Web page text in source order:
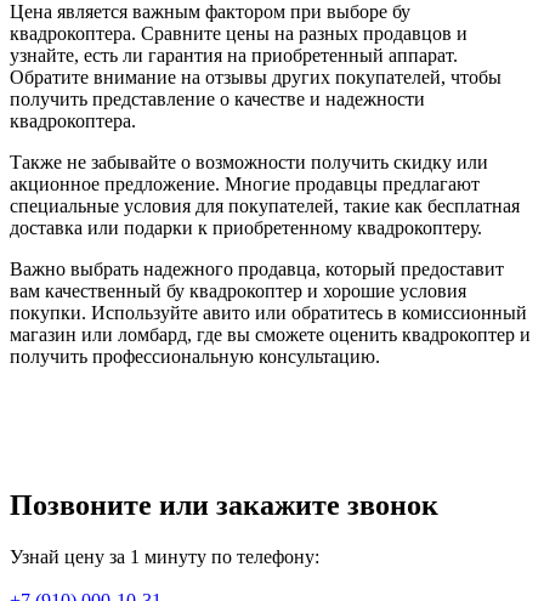
Цена является важным фактором при выборе бу
квадрокоптера. Сравните цены на разных продавцов и
узнайте, есть ли гарантия на приобретенный аппарат.
Обратите внимание на отзывы других покупателей, чтобы
получить представление о качестве и надежности
квадрокоптера.
Также не забывайте о возможности получить скидку или
акционное предложение. Многие продавцы предлагают
специальные условия для покупателей, такие как бесплатная
доставка или подарки к приобретенному квадрокоптеру.
Важно выбрать надежного продавца, который предоставит
вам качественный бу квадрокоптер и хорошие условия
покупки. Используйте авито или обратитесь в комиссионный
магазин или ломбард, где вы сможете оценить квадрокоптер и
получить профессиональную консультацию.
Позвоните или закажите звонок
Узнай цену за 1 минуту по телефону: